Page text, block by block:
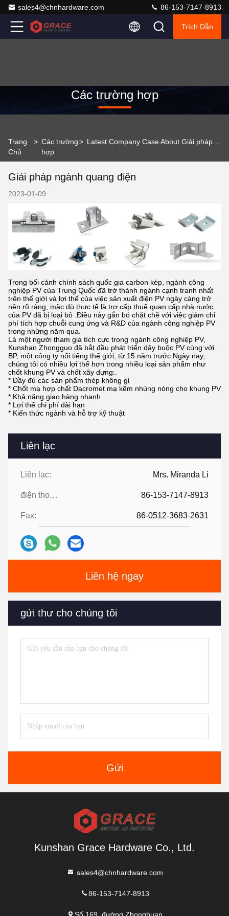
sales4@chnhardware.com 86-153-7147-8913
Trích Dẫn
Các trường hợp
Trang
Chủ
> Các trường
hợp
>
Liên lạc
Liên lạc: Mrs. Miranda Li
điện thoại: 86-153-7147-8913
Fax: 86-0512-3683-2631
Liên hệ ngay
gửi thư cho chúng tôi
Gửi
Giải pháp ngành quang điện
2023-01-09
Trong bối cảnh chính sách quốc gia carbon kép, ngành công
nghiệp PV của Trung Quốc đã trở thành ngành cạnh tranh nhất
trên thế giới và lợi thế của việc sản xuất điện PV ngày càng trở
nên rõ ràng, mặc dù thực tế là trợ cấp thuế quan cấp nhà nước
của PV đã bị loại bỏ .Điều này gắn bó chặt chẽ với việc giảm chi
phí tích hợp chuỗi cung ứng và R&D của ngành công nghiệp PV
trong những năm qua.
Là một người tham gia tích cực trong ngành công nghiệp PV,
Kunshan Zhongguo đã bắt đầu phát triển dây buộc PV cùng với
BP, một công ty nổi tiếng thế giới, từ 15 năm trước.Ngày nay,
chúng tôi có nhiều lợi thế hơn trong nhiều loại sản phẩm như
chốt khung PV và chốt xây dựng:.
* Đầy đủ các sản phẩm thép không gỉ
* Chốt mạ hợp chất Dacromet mạ kẽm nhúng nóng cho khung PV
* Khả năng giao hàng nhanh
* Lợi thế chi phí dài hạn
* Kiến thức ngành và hỗ trợ kỹ thuật
Kunshan Grace Hardware Co., Ltd.
sales4@chnhardware.com
86-153-7147-8913